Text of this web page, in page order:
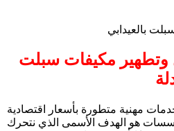
بالعيدابي
مكيفات سبلت
مهنية متطورة بأسعار اقتصادية
هو الهدف الأسمى الذي نتحرك